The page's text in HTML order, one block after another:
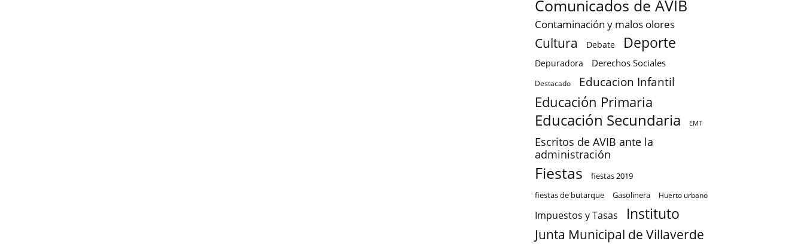
Comunicados de AVIB
Contaminación y malos olores
Cultura Debate Deporte
Depuradora Derechos Sociales
Destacado Educacion Infantil
Educación Primaria
Educación Secundaria EMT
Escritos de AVIB ante la
administración
Fiestas
fiestas 2019
fiestas de butarque
Gasolinera Huerto urbano
Impuestos y Tasas Instituto
Junta Municipal de Villaverde